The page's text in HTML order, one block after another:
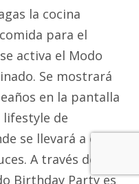
la cocina
para el
activa el Modo
Se mostrará
en la pantalla
lifestyle de
se llevará a cabo
A través de
Birthday Party es